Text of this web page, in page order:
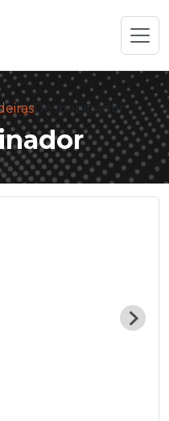
Desbobinador